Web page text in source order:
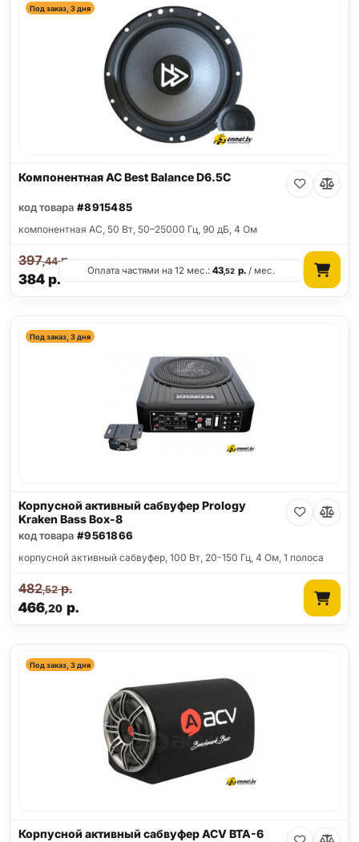
Под заказ, 3 дня
Компонентная АС Best Balance D6.5C
код товара #8915485
компонентная АС, 50 Вт, 50–25000 Гц, 90 дБ, 4 Ом
384р.
397,44р.
Оплата частями на 12 мес.:43,52 р./ мес.
Под заказ, 3 дня
Корпусной активный сабвуфер Prology
Kraken Bass Box-8
код товара #9561866
корпусной активный сабвуфер, 100 Вт, 20-150 Гц, 4 Ом, 1 полоса
466,20р.
482,52р.
Под заказ, 3 дня
Корпусной активный сабвуфер ACV BTA-6